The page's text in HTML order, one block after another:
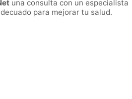
una consulta con un especialista
para mejorar tu salud.